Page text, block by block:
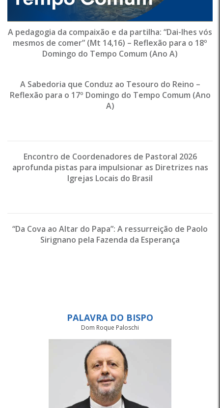
A pedagogia da compaixão e da partilha: “Dai-lhes vós
mesmos de comer” (Mt 14,16) – Reflexão para o 18º
Domingo do Tempo Comum (Ano A)
A Sabedoria que Conduz ao Tesouro do Reino –
Reflexão para o 17º Domingo do Tempo Comum (Ano
A)
Encontro de Coordenadores de Pastoral 2026
aprofunda pistas para impulsionar as Diretrizes nas
Igrejas Locais do Brasil
“Da Cova ao Altar do Papa”: A ressurreição de Paolo
Sirignano pela Fazenda da Esperança
PALAVRA DO BISPO
Dom Roque Paloschi